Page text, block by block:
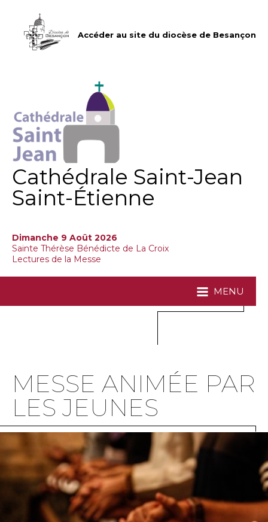
Accéder au site du diocèse de Besançon
Cathédrale Saint-Jean
Saint-Étienne
Dimanche 9 Août 2026
Sainte Thérèse Bénédicte de La Croix
Lectures de la Messe
MENU
MESSE ANIMÉE PAR
LES JEUNES